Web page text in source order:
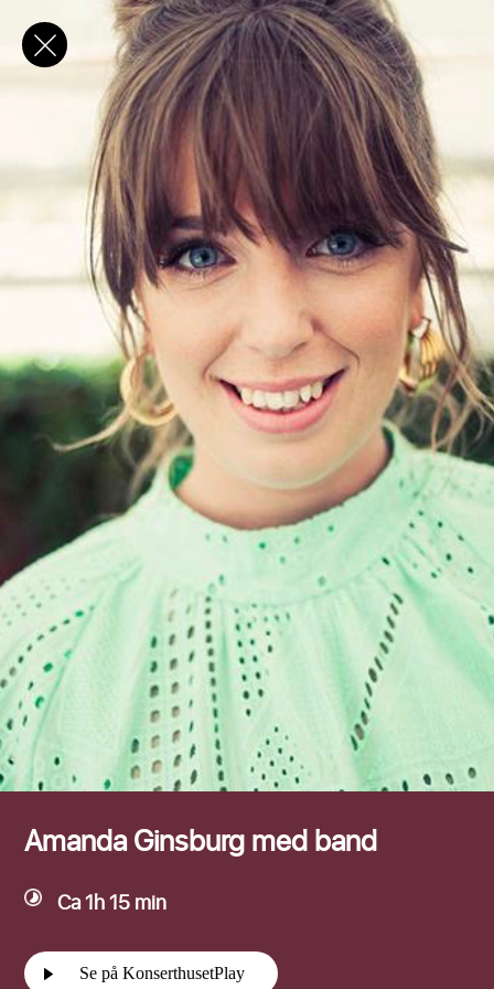
✕
E-post
Förnamn
Efternamn
Amanda Ginsburg med band
Ca 1h 15 min
Se på KonserthusetPlay